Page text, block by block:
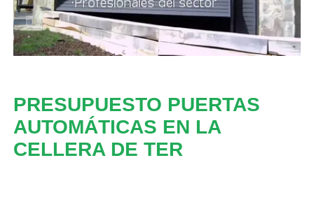
PRESUPUESTO PUERTAS
AUTOMÁTICAS EN LA
CELLERA DE TER